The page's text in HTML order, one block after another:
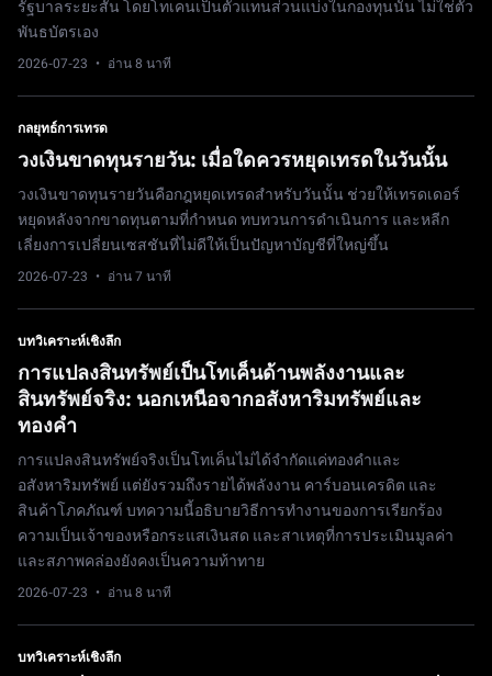
รัฐบาลระยะสั้น โดยโทเคนเป็นตัวแทนส่วนแบ่งในกองทุนนั้น ไม่ใช่ตัว
พันธบัตรเอง
2026-07-23 · อ่าน 8 นาที
กลยุทธ์การเทรด
วงเงินขาดทุนรายวัน: เมื่อใดควรหยุดเทรดในวันนั้น
วงเงินขาดทุนรายวันคือกฎหยุดเทรดสำหรับวันนั้น ช่วยให้เทรดเดอร์
หยุดหลังจากขาดทุนตามที่กำหนด ทบทวนการดำเนินการ และหลีก
เลี่ยงการเปลี่ยนเซสชันที่ไม่ดีให้เป็นปัญหาบัญชีที่ใหญ่ขึ้น
2026-07-23 · อ่าน 7 นาที
บทวิเคราะห์เชิงลึก
การแปลงสินทรัพย์เป็นโทเค็นด้านพลังงานและ
สินทรัพย์จริง: นอกเหนือจากอสังหาริมทรัพย์และ
ทองคำ
การแปลงสินทรัพย์จริงเป็นโทเค็นไม่ได้จำกัดแค่ทองคำและ
อสังหาริมทรัพย์ แต่ยังรวมถึงรายได้พลังงาน คาร์บอนเครดิต และ
สินค้าโภคภัณฑ์ บทความนี้อธิบายวิธีการทำงานของการเรียกร้อง
ความเป็นเจ้าของหรือกระแสเงินสด และสาเหตุที่การประเมินมูลค่า
และสภาพคล่องยังคงเป็นความท้าทาย
2026-07-23 · อ่าน 8 นาที
บทวิเคราะห์เชิงลึก